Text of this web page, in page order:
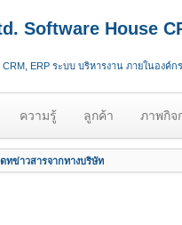
Software House
ERP ระบบ บริหารงาน ภายในองค์
ความรู้ ลูกค้า ภาพกิจ
ดทข่าวสารจากทางบริษัท